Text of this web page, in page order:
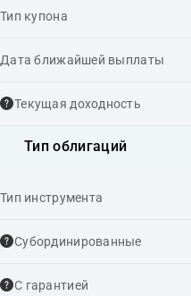
Тип купона
Дата ближайшей выплаты
Текущая доходность
Тип облигаций
Тип инструмента
Cубординированные
С гарантией